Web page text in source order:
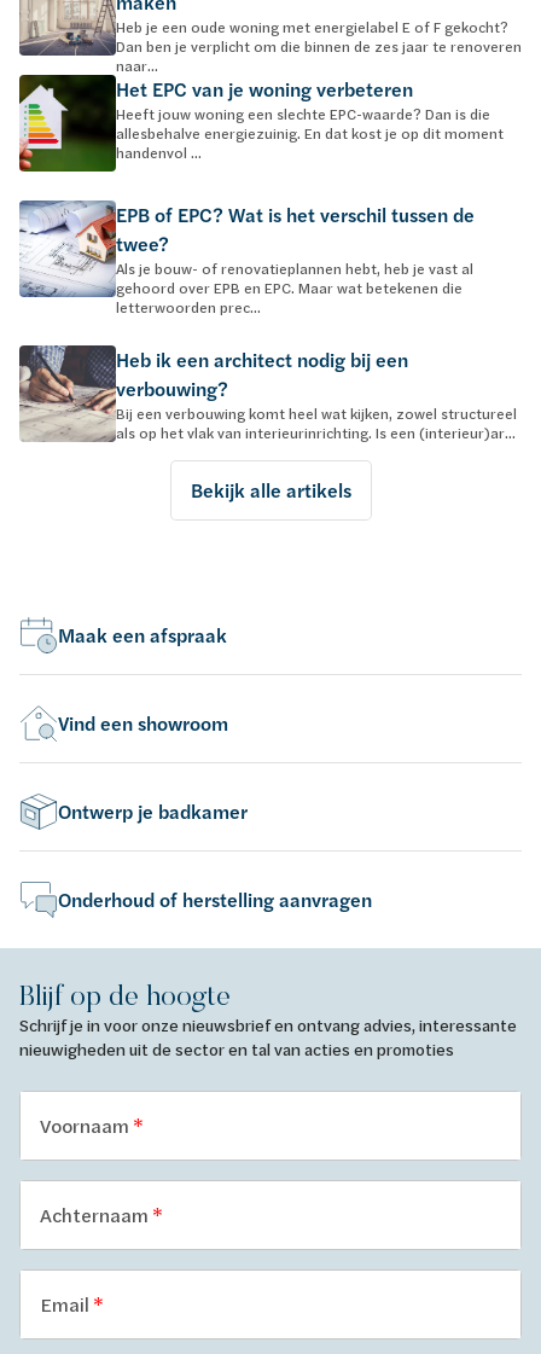
Heb je een oude woning met energielabel E of F gekocht?
Dan ben je verplicht om die binnen de zes jaar te renoveren
naar...
Het EPC van je woning verbeteren
Heeft jouw woning een slechte EPC-waarde? Dan is die
allesbehalve energiezuinig. En dat kost je op dit moment
handenvol ...
EPB of EPC? Wat is het verschil tussen de
twee?
Als je bouw- of renovatieplannen hebt, heb je vast al
gehoord over EPB en EPC. Maar wat betekenen die
letterwoorden prec...
Heb ik een architect nodig bij een
verbouwing?
Bij een verbouwing komt heel wat kijken, zowel structureel
als op het vlak van interieurinrichting. Is een (interieur)ar...
Bekijk alle artikels
Maak een afspraak
Vind een showroom
Ontwerp je badkamer
Onderhoud of herstelling aanvragen
Blijf op de hoogte
Schrijf je in voor onze nieuwsbrief en ontvang advies, interessante
nieuwigheden uit de sector en tal van acties en promoties
Voornaam
Achternaam
Email